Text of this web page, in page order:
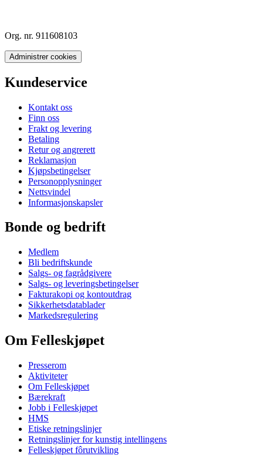
Org. nr. 911608103
Administrer cookies
Kundeservice
Kontakt oss
Finn oss
Frakt og levering
Betaling
Retur og angrerett
Reklamasjon
Kjøpsbetingelser
Personopplysninger
Nettsvindel
Informasjonskapsler
Bonde og bedrift
Medlem
Bli bedriftskunde
Salgs- og fagrådgivere
Salgs- og leveringsbetingelser
Fakturakopi og kontoutdrag
Sikkerhetsdatablader
Markedsregulering
Om Felleskjøpet
Presserom
Aktiviteter
Om Felleskjøpet
Bærekraft
Jobb i Felleskjøpet
HMS
Etiske retningslinjer
Retningslinjer for kunstig intellingens
Felleskjøpet fôrutvikling